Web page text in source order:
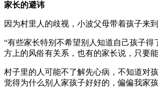
家长的避讳
因为村里人的歧视，小波父母带着孩子来
“有些家长特别不希望别人知道自己孩子
方上的风俗有关系，也有的家长说，只要
村子里的人可能不了解先心病，不知道对
觉得为什么别人家孩子好好的，偏偏我家